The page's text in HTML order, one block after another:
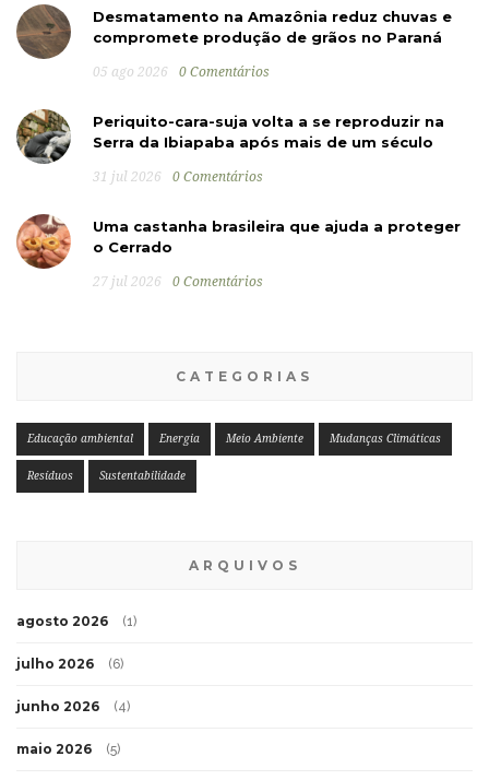
Desmatamento na Amazônia reduz chuvas e
compromete produção de grãos no Paraná
05 ago 2026 0 Comentários
Periquito-cara-suja volta a se reproduzir na
Serra da Ibiapaba após mais de um século
31 jul 2026 0 Comentários
Uma castanha brasileira que ajuda a proteger
o Cerrado
27 jul 2026 0 Comentários
CATEGORIAS
Educação ambiental Energia Meio Ambiente Mudanças Climáticas
Resíduos Sustentabilidade
ARQUIVOS
agosto 2026 (1)
julho 2026 (6)
junho 2026 (4)
maio 2026 (5)